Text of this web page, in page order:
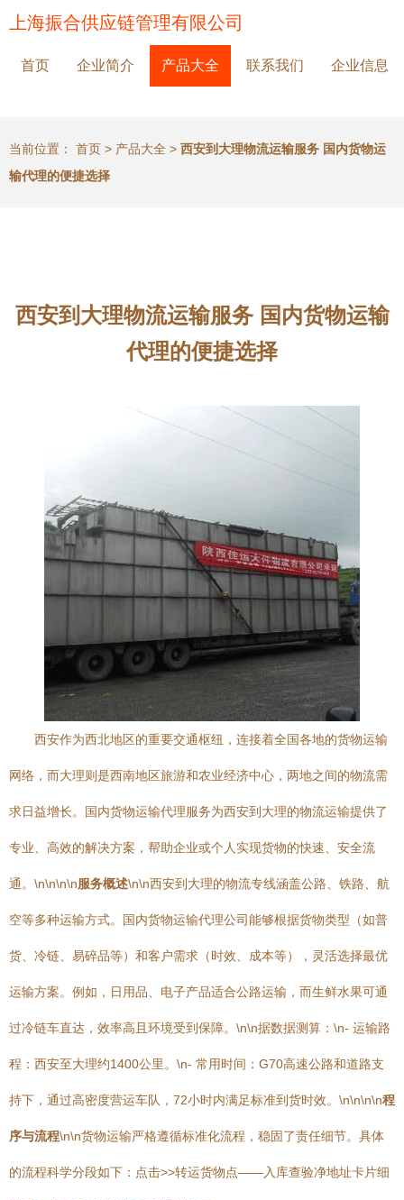
上海振合供应链管理有限公司
首页 企业简介 产品大全 联系我们 企业信息
当前位置： 首页 > 产品大全 > 西安到大理物流运输服务 国内货物运
输代理的便捷选择
西安到大理物流运输服务 国内货物运输
代理的便捷选择
西安作为西北地区的重要交通枢纽，连接着全国各地的货物运输
网络，而大理则是西南地区旅游和农业经济中心，两地之间的物流需
求日益增长。国内货物运输代理服务为西安到大理的物流运输提供了
专业、高效的解决方案，帮助企业或个人实现货物的快速、安全流
通。\n\n\n\n服务概述\n\n西安到大理的物流专线涵盖公路、铁路、航
空等多种运输方式。国内货物运输代理公司能够根据货物类型（如普
货、冷链、易碎品等）和客户需求（时效、成本等），灵活选择最优
运输方案。例如，日用品、电子产品适合公路运输，而生鲜水果可通
过冷链车直达，效率高且环境受到保障。\n\n据数据测算：\n- 运输路
程：西安至大理约1400公里。\n- 常用时间：G70高速公路和道路支
持下，通过高密度营运车队，72小时内满足标准到货时效。\n\n\n\n程
序与流程\n\n货物运输严格遵循标准化流程，稳固了责任细节。具体
的流程科学分段如下：点击>>转运货物点——入库查验净地址卡片细